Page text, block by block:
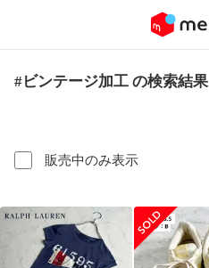
#ビンテージ加工 の検索結果
販売中のみ表示